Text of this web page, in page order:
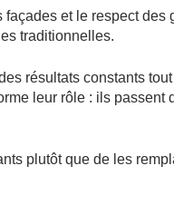
et le respect des
traditionnelles.
résultats constants
leur rôle : ils passent
plutôt que de les